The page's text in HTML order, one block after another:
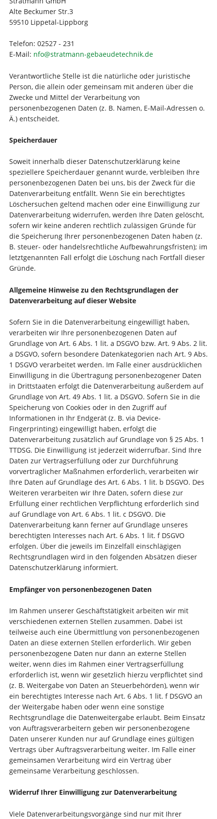
Alte Beckumer Str.3
59510 Lippetal-Lippborg
Telefon: 02527 - 231
E-Mail: nfo@stratmann-gebaeudetechnik.de
Verantwortliche Stelle ist die natürliche oder juristische
Person, die allein oder gemeinsam mit anderen über die
Zwecke und Mittel der Verarbeitung von
personenbezogenen Daten (z. B. Namen, E-Mail-Adressen o.
Ä.) entscheidet.
Speicherdauer
Soweit innerhalb dieser Datenschutzerklärung keine
speziellere Speicherdauer genannt wurde, verbleiben Ihre
personenbezogenen Daten bei uns, bis der Zweck für die
Datenverarbeitung entfällt. Wenn Sie ein berechtigtes
Löschersuchen geltend machen oder eine Einwilligung zur
Datenverarbeitung widerrufen, werden Ihre Daten gelöscht,
sofern wir keine anderen rechtlich zulässigen Gründe für
die Speicherung Ihrer personenbezogenen Daten haben (z.
B. steuer- oder handelsrechtliche Aufbewahrungsfristen); im
letztgenannten Fall erfolgt die Löschung nach Fortfall dieser
Gründe.
Allgemeine Hinweise zu den Rechtsgrundlagen der
Datenverarbeitung auf dieser Website
Sofern Sie in die Datenverarbeitung eingewilligt haben,
verarbeiten wir Ihre personenbezogenen Daten auf
Grundlage von Art. 6 Abs. 1 lit. a DSGVO bzw. Art. 9 Abs. 2 lit.
a DSGVO, sofern besondere Datenkategorien nach Art. 9 Abs.
1 DSGVO verarbeitet werden. Im Falle einer ausdrücklichen
Einwilligung in die Übertragung personenbezogener Daten
in Drittstaaten erfolgt die Datenverarbeitung außerdem auf
Grundlage von Art. 49 Abs. 1 lit. a DSGVO. Sofern Sie in die
Speicherung von Cookies oder in den Zugriff auf
Informationen in Ihr Endgerät (z. B. via Device-
Fingerprinting) eingewilligt haben, erfolgt die
Datenverarbeitung zusätzlich auf Grundlage von § 25 Abs. 1
TTDSG. Die Einwilligung ist jederzeit widerrufbar. Sind Ihre
Daten zur Vertragserfüllung oder zur Durchführung
vorvertraglicher Maßnahmen erforderlich, verarbeiten wir
Ihre Daten auf Grundlage des Art. 6 Abs. 1 lit. b DSGVO. Des
Weiteren verarbeiten wir Ihre Daten, sofern diese zur
Erfüllung einer rechtlichen Verpflichtung erforderlich sind
auf Grundlage von Art. 6 Abs. 1 lit. c DSGVO. Die
Datenverarbeitung kann ferner auf Grundlage unseres
berechtigten Interesses nach Art. 6 Abs. 1 lit. f DSGVO
erfolgen. Über die jeweils im Einzelfall einschlägigen
Rechtsgrundlagen wird in den folgenden Absätzen dieser
Datenschutzerklärung informiert.
Empfänger von personenbezogenen Daten
Im Rahmen unserer Geschäftstätigkeit arbeiten wir mit
verschiedenen externen Stellen zusammen. Dabei ist
teilweise auch eine Übermittlung von personenbezogenen
Daten an diese externen Stellen erforderlich. Wir geben
personenbezogene Daten nur dann an externe Stellen
weiter, wenn dies im Rahmen einer Vertragserfüllung
erforderlich ist, wenn wir gesetzlich hierzu verpflichtet sind
(z. B. Weitergabe von Daten an Steuerbehörden), wenn wir
ein berechtigtes Interesse nach Art. 6 Abs. 1 lit. f DSGVO an
der Weitergabe haben oder wenn eine sonstige
Rechtsgrundlage die Datenweitergabe erlaubt. Beim Einsatz
von Auftragsverarbeitern geben wir personenbezogene
Daten unserer Kunden nur auf Grundlage eines gültigen
Vertrags über Auftragsverarbeitung weiter. Im Falle einer
gemeinsamen Verarbeitung wird ein Vertrag über
gemeinsame Verarbeitung geschlossen.
Widerruf Ihrer Einwilligung zur Datenverarbeitung
Viele Datenverarbeitungsvorgänge sind nur mit Ihrer